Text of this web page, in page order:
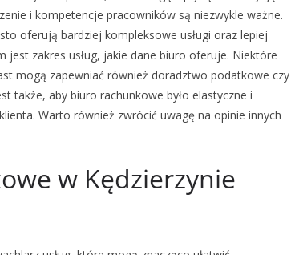
i kompetencje pracowników są niezwykle ważne.
oferują bardziej kompleksowe usługi oraz lepiej
zakres usług, jakie dane biuro oferuje. Niektóre
mogą zapewniać również doradztwo podatkowe czy
także, aby biuro rachunkowe było elastyczne i
Warto również zwrócić uwagę na opinie innych
w Kędzierzynie